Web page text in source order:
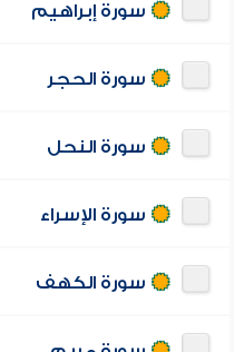
سورة إبراهيم
سورة الحجر
سورة النحل
سورة الإسراء
سورة الكهف